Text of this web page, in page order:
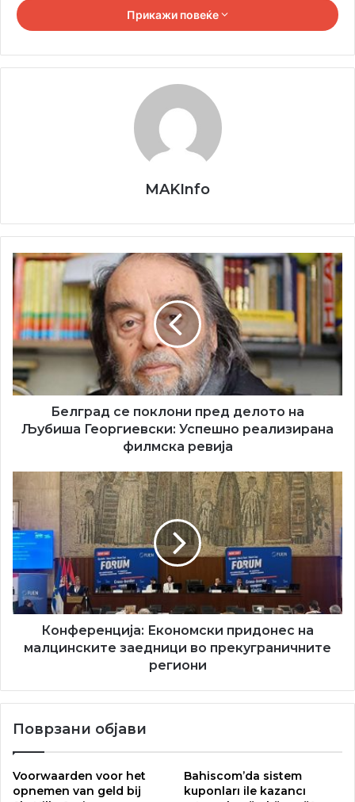
Друштвото на писатели на Македонија,
Гроздраноски, кои ја истакнаа важноста на овие
културно и јазично наследство, со надеж оваа
манифестација да стане трајна традиција.
Прикажи повеќе
MAKInfo
Белград
се
пред
делото
на
Љубиша
Георгиевски:
Успешно
реализирана
филмска
Белград се поклони пред делото на
Љубиша Георгиевски: Успешно реализирана
филмска ревија
Конференција:
Економски
придонес
на
малцинските
заедници
во
прекуграничните
региони
Конференција: Економски придонес на
малцинските заедници во прекуграничните
региони
Поврзани објави
Voorwaarden voor het
opnemen van geld bij
Bahiscom’da sistem
kuponları ile kazancı